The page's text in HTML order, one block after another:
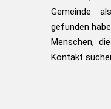
Gemeinde
gefunden
Menschen,
Kontakt